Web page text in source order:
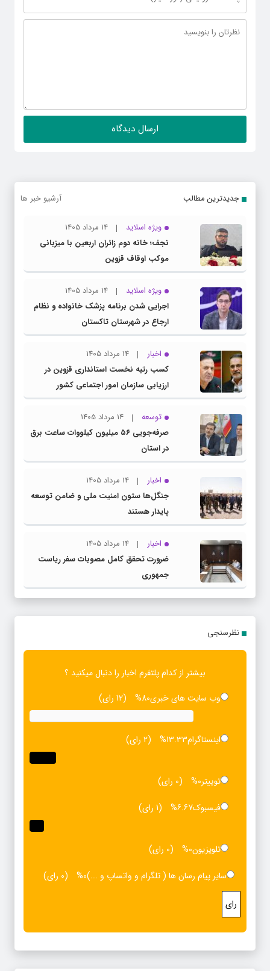
جدیدترین مطالب آرشیو خبر ها
ویژه اسلاید
14 مرداد 1405
نجف؛ خانه دوم زائران اربعین با میزبانی
موکب اوقاف قزوین
ویژه اسلاید
14 مرداد 1405
اجرایی شدن برنامه پزشک خانواده و نظام
ارجاع در شهرستان تاکستان
اخبار
14 مرداد 1405
کسب رتبه نخست استانداری قزوین در
ارزیابی سازمان امور اجتماعی کشور
توسعه
14 مرداد 1405
صرفه‌جویی ۵۶ میلیون کیلووات‌ ساعت برق
در استان
اخبار
14 مرداد 1405
جنگل‌ها ستون امنیت ملی و ضامن توسعه
پایدار هستند
اخبار
14 مرداد 1405
ضرورت تحقق کامل مصوبات سفر ریاست‌
جمهوری
نظرسنجی
بیشتر از کدام پلتفرم اخبار را دنبال میکنید ؟
وب سایت های خبری80% (12 رای)
اینستاگرام13.33% (2 رای)
توییتر0%
(0 رای)
فیسبوک6.67% (1 رای)
تلویزیون0%
(0 رای)
سایر پیام رسان ها ( تلگرام و واتساپ و ...)0% (0 رای)
رای